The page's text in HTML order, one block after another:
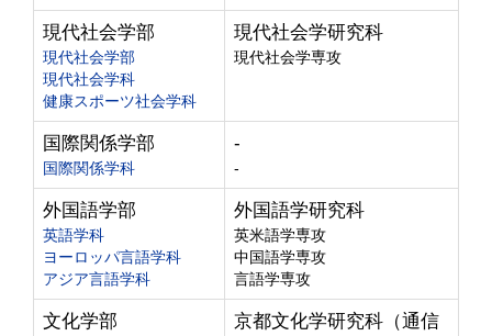
現代社会学部
現代社会学部
現代社会学科
健康スポーツ社会学科
現代社会学研究科
現代社会学専攻
国際関係学部
国際関係学科
-
-
外国語学部
英語学科
ヨーロッパ言語学科
アジア言語学科
外国語学研究科
英米語学専攻
中国語学専攻
言語学専攻
文化学部
京都文化学研究科（通信